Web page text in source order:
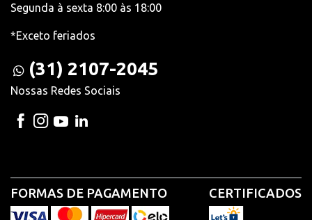
Segunda à sexta 8:00 às 18:00
*Exceto feriados
(31) 2107-2045
Nossas Redes Sociais
FORMAS DE PAGAMENTO CERTIFICADOS